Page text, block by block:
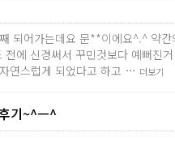
되어가는데요 문**이에요^.^ 약
전에 신경써서 꾸민것보다 예뻐진
연스럽게 되었다고 하고 … 더보기
기~^ㅡ^